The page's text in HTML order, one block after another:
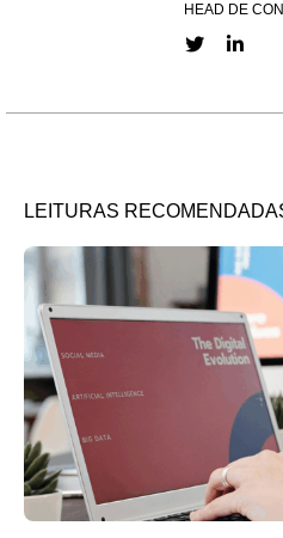
HEAD DE
Twitter link
LEITURAS